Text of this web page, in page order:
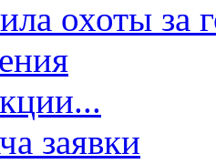
охоты за
заявки